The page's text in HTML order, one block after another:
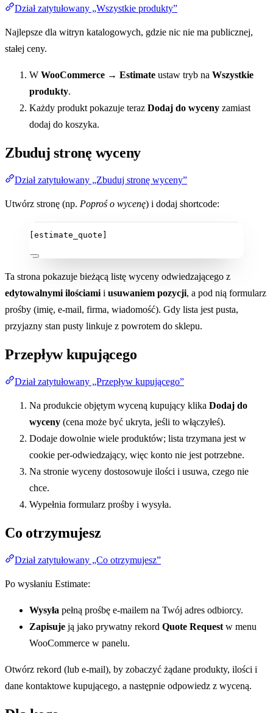
Dział zatytułowany „Wszystkie produkty”
Najlepsze dla witryn katalogowych, gdzie nic nie ma publicznej,
stałej ceny.
W WooCommerce → Estimate ustaw tryb na Wszystkie
produkty.
Każdy produkt pokazuje teraz Dodaj do wyceny zamiast
dodaj do koszyka.
Zbuduj stronę wyceny
Dział zatytułowany „Zbuduj stronę wyceny”
Utwórz stronę (np. Poproś o wycenę) i dodaj shortcode:
[estimate_quote]
Ta strona pokazuje bieżącą listę wyceny odwiedzającego z
edytowalnymi ilościami i usuwaniem pozycji, a pod nią formularz
prośby (imię, e-mail, firma, wiadomość). Gdy lista jest pusta,
przyjazny stan pusty linkuje z powrotem do sklepu.
Przepływ kupującego
Dział zatytułowany „Przepływ kupującego”
Na produkcie objętym wyceną kupujący klika Dodaj do
wyceny (cena może być ukryta, jeśli to włączyłeś).
Dodaje dowolnie wiele produktów; lista trzymana jest w
cookie per-odwiedzający, więc konto nie jest potrzebne.
Na stronie wyceny dostosowuje ilości i usuwa, czego nie
chce.
Wypełnia formularz prośby i wysyła.
Co otrzymujesz
Dział zatytułowany „Co otrzymujesz”
Po wysłaniu Estimate:
Wysyła pełną prośbę e-mailem na Twój adres odbiorcy.
Zapisuje ją jako prywatny rekord Quote Request w menu
WooCommerce w panelu.
Otwórz rekord (lub e-mail), by zobaczyć żądane produkty, ilości i
dane kontaktowe kupującego, a następnie odpowiedz z wyceną.